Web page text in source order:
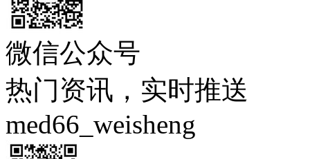
微信公众号
热门资讯，实时推送
med66_weisheng